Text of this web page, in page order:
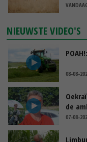
NIEUWSTE VIDEO'S
08-08-
de
07-08-